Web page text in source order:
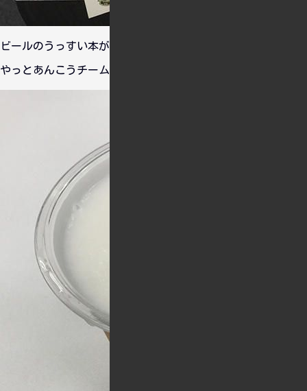
ビールのうっすい本が100円だったので買ってよんでました。
やっとあんこうチームはメンバー名前覚えたよ・・・。